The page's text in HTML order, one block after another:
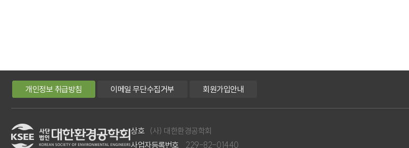
개인정보 취급방침 이메일 무단수집거부 회원가입안내
상호 (사) 대한환경공학회
사업자등록번호
229-82-01440